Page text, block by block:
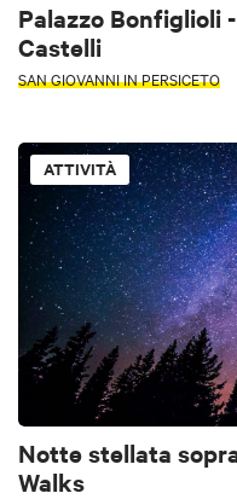
Palazzo Bonfiglioli
Castelli
SAN GIOVANNI IN PERSICETO
ATTIVITÀ
Notte stellata
Walks